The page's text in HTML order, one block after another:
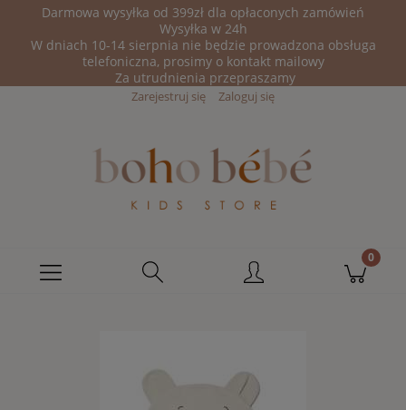
Darmowa wysyłka od 399zł dla opłaconych zamówień
Wysyłka w 24h
W dniach 10-14 sierpnia nie będzie prowadzona obsługa
telefoniczna, prosimy o kontakt mailowy
Za utrudnienia przepraszamy
Zarejestruj się Zaloguj się